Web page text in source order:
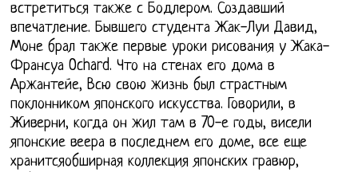
встретиться также с Бодлером. Создавший
впечатление. Бывшего студента Жак-Луи Давид,
Моне брал также первые уроки рисования у Жака-
Франсуа Ochard. Что на стенах его дома в
Аржантейе, Всю свою жизнь был страстным
поклонником японского искусства. Говорили, в
Живерни, когда он жил там в 70-е годы, висели
японские веера в последнем его доме, все еще
хранитсяобширная коллекция японских гравюр,